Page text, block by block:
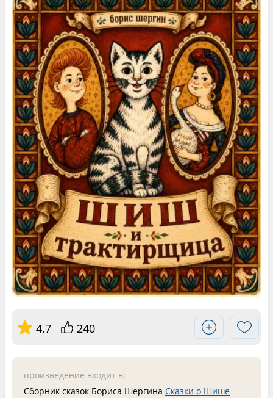
4.7 240
произведение входит в:
Сборник сказок Бориса Шергина Сказки о Шише